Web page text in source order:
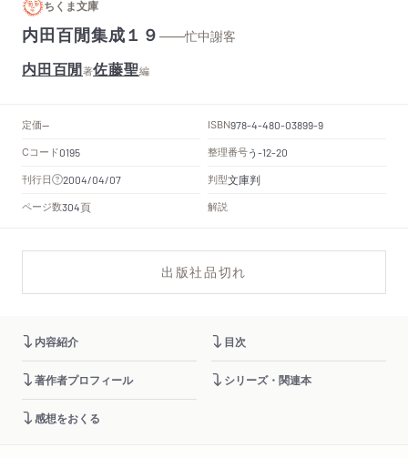
ちくま文庫
内田百閒集成１９——忙中謝客
内田百閒著佐藤聖編
定価-- ISBN978-4-480-03899-9
Cコード0195 整理番号う -12-20
刊行日 2004/04/07 判型文庫判
ページ数304頁 解説
出版社品切れ
内容紹介 目次
著作者プロフィール シリーズ・関連本
感想をおくる